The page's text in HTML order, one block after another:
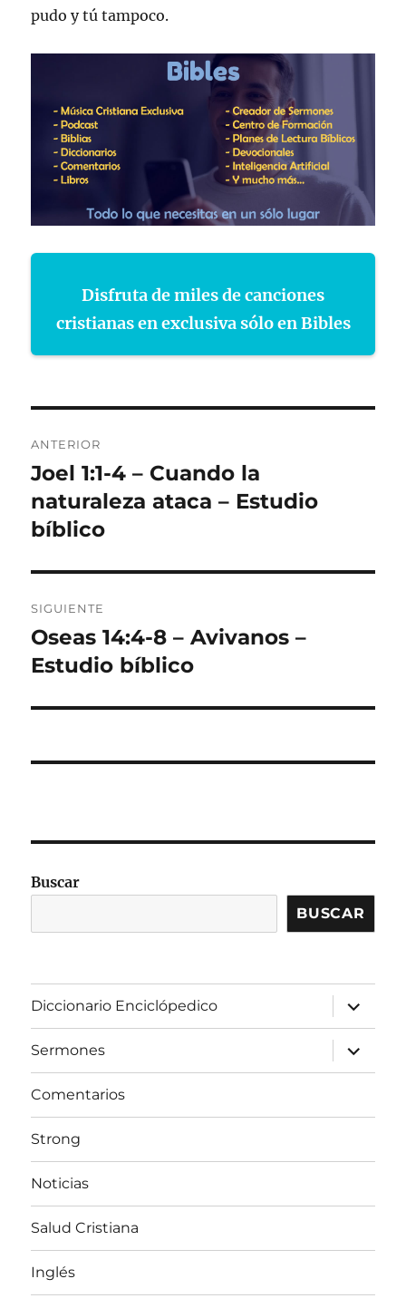
Disfruta de miles de canciones
cristianas en exclusiva sólo en Bibles
de
entradas
ANTERIOR
Entrada
anterior:
Joel 1:1-4 – Cuando la
naturaleza ataca – Estudio
bíblico
SIGUIENTE
Entrada
siguiente:
Oseas 14:4-8 – Avivanos –
Estudio bíblico
Buscar
BUSCAR
Diccionario Enciclópedico
expandir
el
menú
inferior
Sermones
expandir
el
menú
Comentarios
Strong
Noticias
Salud Cristiana
Inglés